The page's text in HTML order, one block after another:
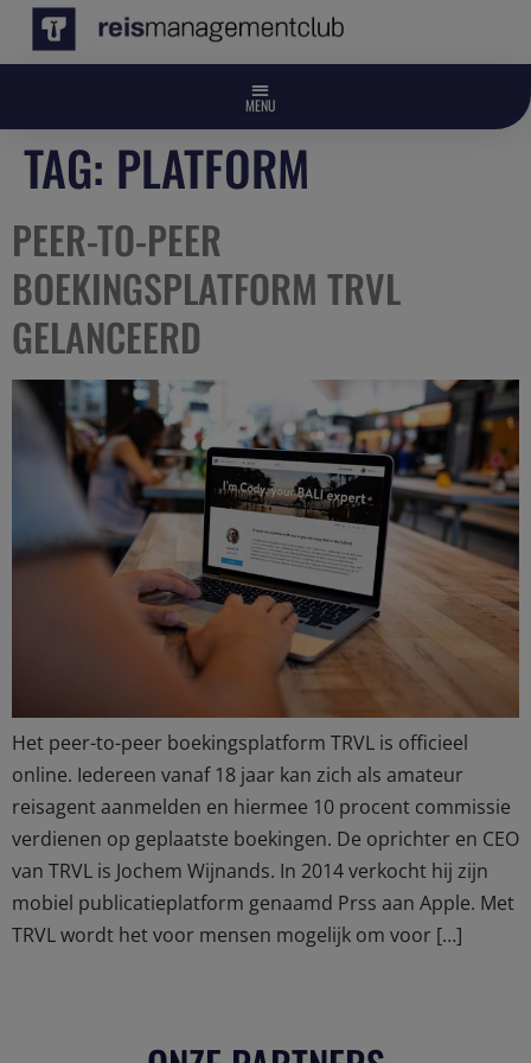
TAG: PLATFORM
PEER-TO-PEER
BOEKINGSPLATFORM TRVL
GELANCEERD
Het peer-to-peer boekingsplatform TRVL is officieel
online. Iedereen vanaf 18 jaar kan zich als amateur
reisagent aanmelden en hiermee 10 procent commissie
verdienen op geplaatste boekingen. De oprichter en CEO
van TRVL is Jochem Wijnands. In 2014 verkocht hij zijn
mobiel publicatieplatform genaamd Prss aan Apple. Met
TRVL wordt het voor mensen mogelijk om voor […]